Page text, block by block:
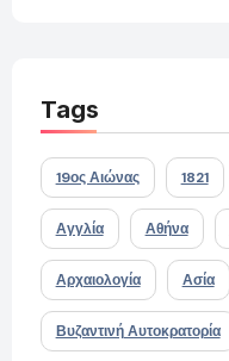
Tags
19ος Αιώνας 1821
Αγγλία Αθήνα
Αρχαιολογία Ασία
Βυζαντινή Αυτοκρατορία